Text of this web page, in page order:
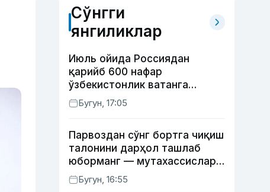
Сўнгги
янгиликлар
Июль ойида Россиядан
қарийб 600 нафар
ўзбекистонлик ватанга
қайтарилди
Бугун, 17:05
Парвоздан сўнг бортга чиқиш
талонини дарҳол ташлаб
юборманг — мутахассислар
бунинг сабабини тушунтирди
Бугун, 16:55